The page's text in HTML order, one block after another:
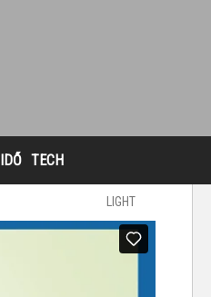
TECH
LIGHT
című